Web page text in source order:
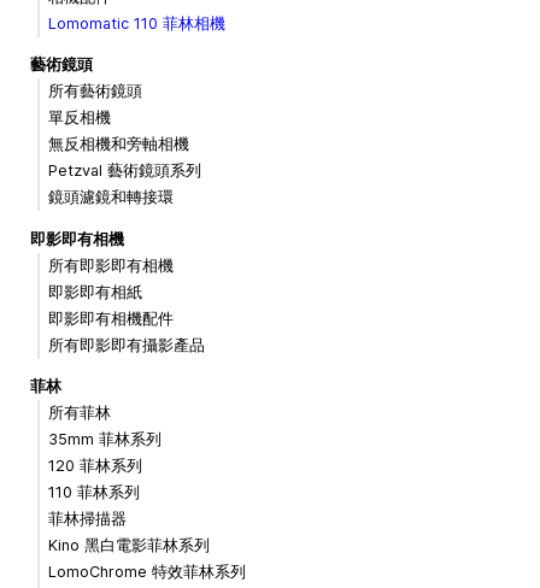
Lomomatic 110 菲林相機
藝術鏡頭
所有藝術鏡頭
單反相機
無反相機和旁軸相機
Petzval 藝術鏡頭系列
鏡頭濾鏡和轉接環
即影即有相機
所有即影即有相機
即影即有相紙
即影即有相機配件
所有即影即有攝影產品
菲林
所有菲林
35mm 菲林系列
120 菲林系列
110 菲林系列
菲林掃描器
Kino 黑白電影菲林系列
LomoChrome 特效菲林系列